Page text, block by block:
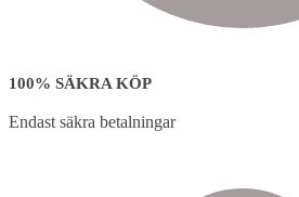
100% SÄKRA KÖP
Endast säkra betalningar